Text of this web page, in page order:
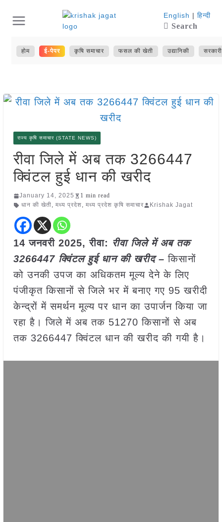
content
English | हिन्दी
Search
होम ई-पेपर कृषि समाचार फसल की खेती उद्यानिकी
राज्य कृषि समाचार (STATE NEWS)
रीवा जिले में अब तक 3266447
क्विंटल हुई धान की खरीद
January 14, 2025
1 min read
धान की खेती, मध्य प्रदेश, मध्य प्रदेश कृषि समाचार Krishak Jagat
14 जनवरी 2025,रीवा: रीवा जिले में अब तक
3266447 क्विंटल हुई धान की खरीद – किसानों
को उनकी उपज का अधिकतम मूल्य देने के लिए
पंजीकृत किसानों से जिले भर में बनाए गए 95 खरीदी
केन्द्रों में समर्थन मूल्य पर धान का उपार्जन किया जा
रहा है। जिले में अब तक 51270 किसानों से अब
तक 3266447 क्विंटल धान की खरीद की गयी है।